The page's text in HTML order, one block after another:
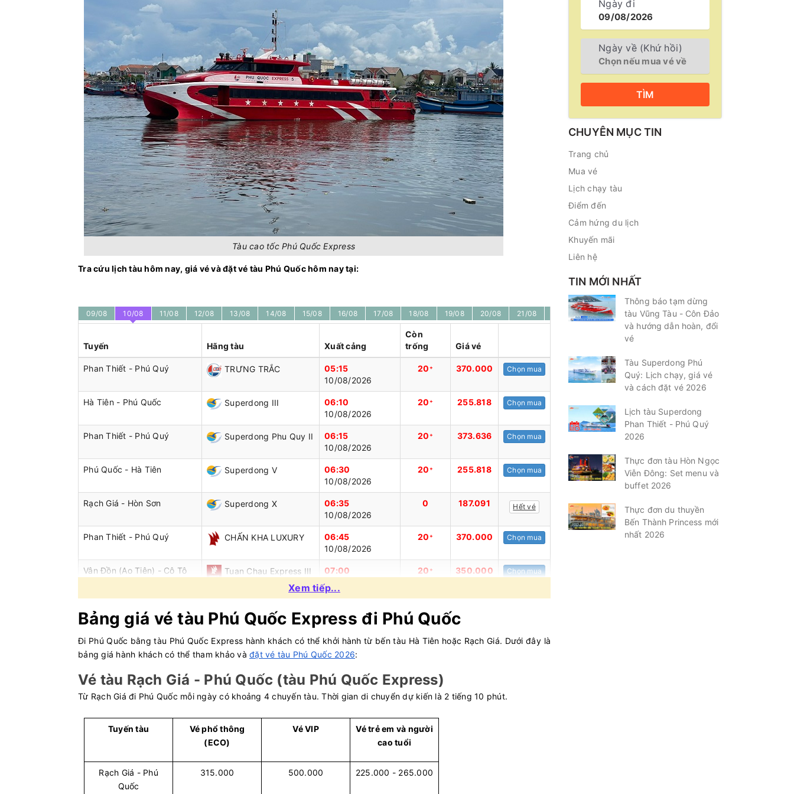
Tàu cao tốc Phú Quốc Express
Tra cứu lịch tàu hôm nay, giá vé và đặt vé tàu Phú Quốc hôm nay tại:
09/08 10/08 11/08 12/08 13/08 14/08 15/08 16/08 17/08 18/08 19/08 20/08 21/08 23/08 24/08 25/08 26/08
Tuyến Hãng tàu Xuất cảng
Còn
trống
Giá vé
Phan Thiết - Phú Quý TRƯNG TRẮC
05:15
10/08/2026
20 + 370.000 Chọn mua
Hà Tiên - Phú Quốc Superdong III
06:10
10/08/2026
20 + 255.818 Chọn mua
Phan Thiết - Phú Quý Superdong Phu Quy II
06:15
10/08/2026
20 + 373.636 Chọn mua
Phú Quốc - Hà Tiên Superdong V
06:30
10/08/2026
20 + 255.818 Chọn mua
Rạch Giá - Hòn Sơn Superdong X
06:35
10/08/2026
0 187.091 Hết vé
Phan Thiết - Phú Quý CHẤN KHA LUXURY
06:45
10/08/2026
20 + 370.000 Chọn mua
Vân Đồn (Ao Tiên) - Cô Tô Tuan Chau Express III
07:00
10/08/2026
20 + 350.000 Chọn mua
9
10/08/2026
Rạch Giá - Phú Quốc
PHÚ QUỐC EXPRESS
8
07:00
10/08/2026
20+ 315.000 Chọn mua
Phú Quốc - Hà Tiên
PHÚ QUỐC EXPRESS
7
07:00
10/08/2026
20 +
5
10/08/2026
10/08/2026
Phú Quốc - Rạch Giá
Xem tiếp...
Bảng giá vé tàu Phú Quốc Express đi Phú Quốc
Đi Phú Quốc bằng tàu Phú Quốc Express hành khách có thể khởi hành từ bến tàu Hà Tiên hoặc Rạch Giá. Dưới đây là
bảng giá hành khách có thể tham khảo và đặt vé tàu Phú Quốc 2026:
Vé tàu Rạch Giá - Phú Quốc (tàu Phú Quốc Express)
Từ Rạch Giá đi Phú Quốc mỗi ngày có khoảng 4 chuyến tàu. Thời gian di chuyển dự kiến là 2 tiếng 10 phút.
Tuyến tàu
Vé phổ thông
(ECO)
Vé VIP
Vé trẻ em và người
cao tuổi
Rạch Giá - Phú
Quốc
315.000 500.000 225.000 - 265.000
Ngày đi
Ngày về (Khứ hồi)
TÌM
CHUYÊN MỤC TIN
Trang chủ
Mua vé
Lịch chạy tàu
Điểm đến
Cảm hứng du lịch
Khuyến mãi
Liên hệ
TIN MỚI NHẤT
Thông báo tạm dừng
tàu Vũng Tàu - Côn Đảo
và hướng dẫn hoàn, đổi
vé
Tàu Superdong Phú
Quý: Lịch chạy, giá vé
và cách đặt vé 2026
Lịch tàu Superdong
Phan Thiết - Phú Quý
2026
Thực đơn tàu Hòn Ngọc
Viễn Đông: Set menu và
buffet 2026
Thực đơn du thuyền
Bến Thành Princess mới
nhất 2026